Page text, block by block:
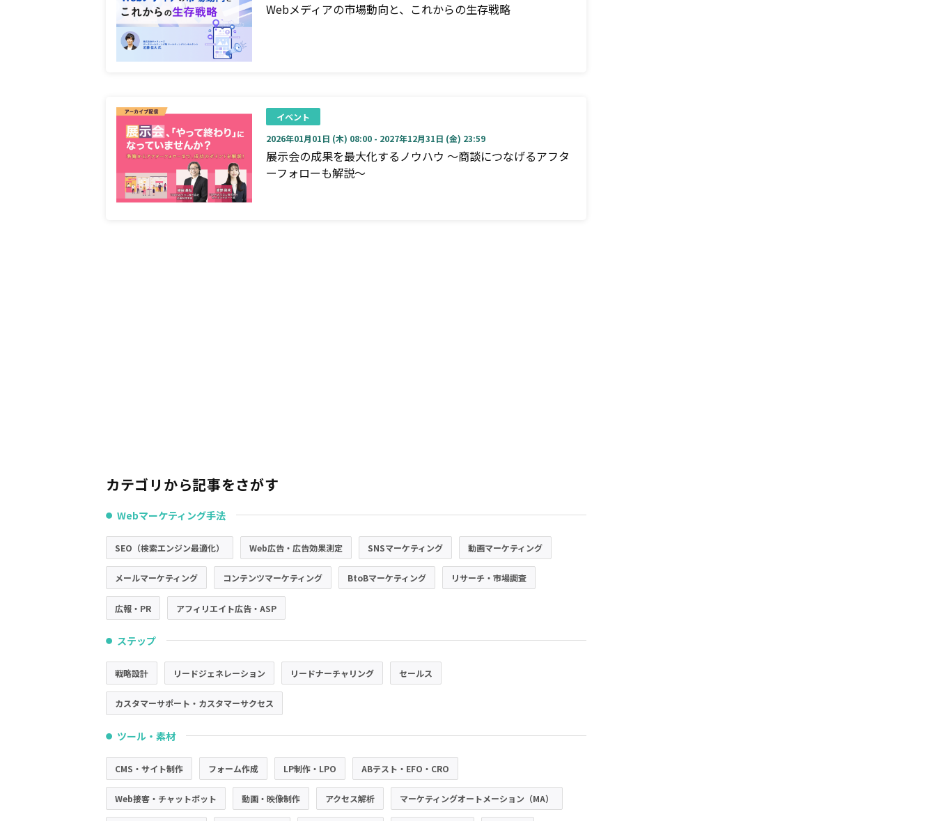
Webメディアの市場動向と、これからの生存戦略
イベント
2026年01月01日 (木) 08:00 - 2027年12月31日 (金) 23:59
展示会の成果を最大化するノウハウ ～商談につなげるアフタ
ーフォローも解説～
カテゴリから記事をさがす
● Webマーケティング手法
SEO（検索エンジン最適化） Web広告・広告効果測定 SNSマーケティング 動画マーケティング
メールマーケティング コンテンツマーケティング BtoBマーケティング リサーチ・市場調査
広報・PR アフィリエイト広告・ASP
● ステップ
戦略設計 リードジェネレーション リードナーチャリング セールス
カスタマーサポート・カスタマーサクセス
● ツール・素材
CMS・サイト制作 フォーム作成 LP制作・LPO ABテスト・EFO・CRO
Web接客・チャットボット 動画・映像制作 アクセス解析 マーケティングオートメーション（MA）